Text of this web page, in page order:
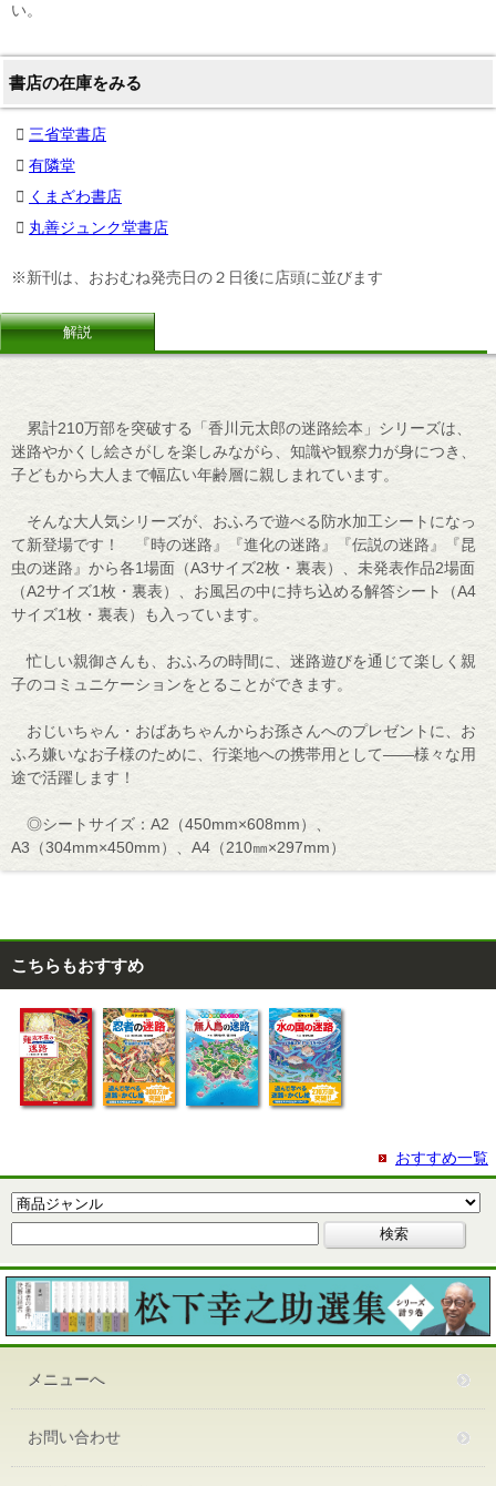
い。
書店の在庫をみる
三省堂書店
有隣堂
くまざわ書店
丸善ジュンク堂書店
※新刊は、おおむね発売日の２日後に店頭に並びます
解説
累計210万部を突破する「香川元太郎の迷路絵本」シリーズは、
迷路やかくし絵さがしを楽しみながら、知識や観察力が身につき、
子どもから大人まで幅広い年齢層に親しまれています。
そんな大人気シリーズが、おふろで遊べる防水加工シートになっ
て新登場です！ 『時の迷路』『進化の迷路』『伝説の迷路』『昆
虫の迷路』から各1場面（A3サイズ2枚・裏表）、未発表作品2場面
（A2サイズ1枚・裏表）、お風呂の中に持ち込める解答シート（A4
サイズ1枚・裏表）も入っています。
忙しい親御さんも、おふろの時間に、迷路遊びを通じて楽しく親
子のコミュニケーションをとることができます。
おじいちゃん・おばあちゃんからお孫さんへのプレゼントに、お
ふろ嫌いなお子様のために、行楽地への携帯用として――様々な用
途で活躍します！
◎シートサイズ：A2（450mm×608mm）、
A3（304mm×450mm）、A4（210㎜×297mm）
こちらもおすすめ
おすすめ一覧
メニューへ
お問い合わせ